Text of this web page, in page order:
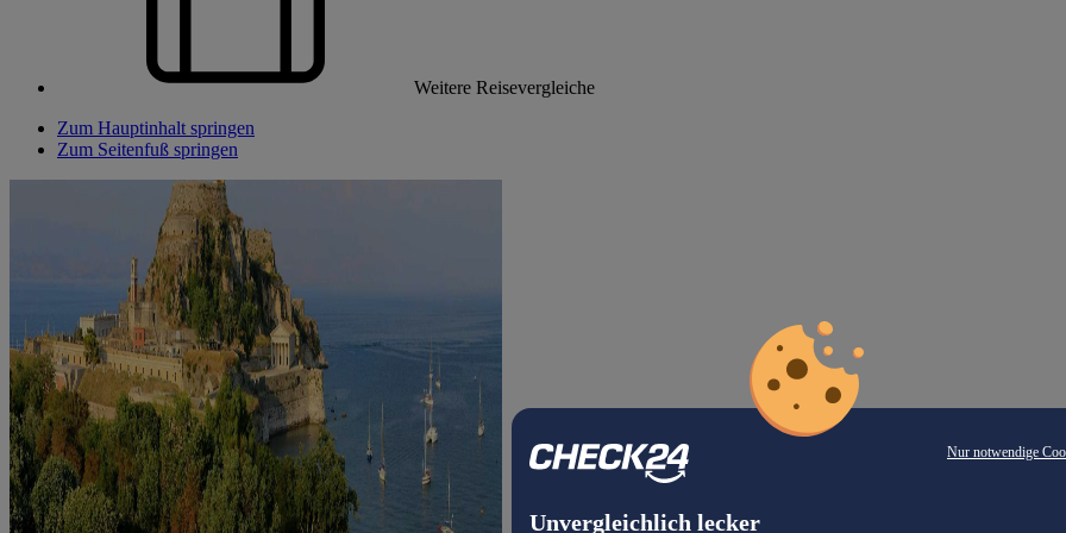
Nur notwendige
Unvergleichlich lecker
Weitere Reisevergleiche
Zum Hauptinhalt springen
Zum Seitenfuß springen